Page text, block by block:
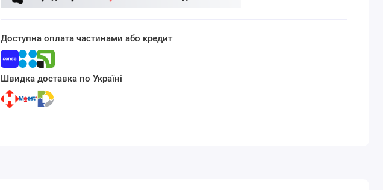
Доступна оплата частинами або кредит
Швидка доставка по Україні